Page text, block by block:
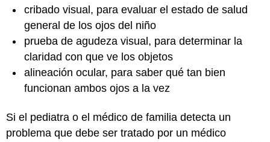
cribado visual, para evaluar el estado de salud
general de los ojos del niño
prueba de agudeza visual, para determinar la
claridad con que ve los objetos
alineación ocular, para saber qué tan bien
funcionan ambos ojos a la vez
Si el pediatra o el médico de familia detecta un
problema que debe ser tratado por un médico